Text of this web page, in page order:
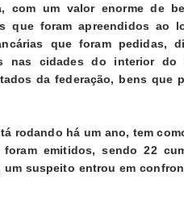
com um valor enorme de
que foram apreendidos ao
que foram pedidas,
nas cidades do interior do
da federação, bens que
rodando há um ano, tem
emitidos, sendo 22
um suspeito entrou em